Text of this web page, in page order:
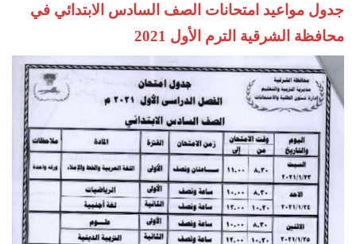
جدول مواعيد امتحانات الصف السادس الابتدائي في
محافظة الشرقية الترم الأول 2021